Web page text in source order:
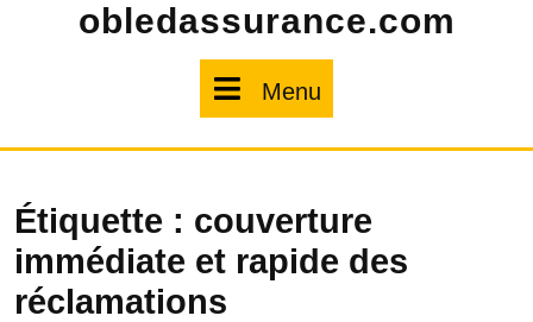
obledassurance.com
Menu
Étiquette : couverture
immédiate et rapide des
réclamations